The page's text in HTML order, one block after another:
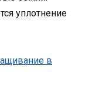
уплотнение